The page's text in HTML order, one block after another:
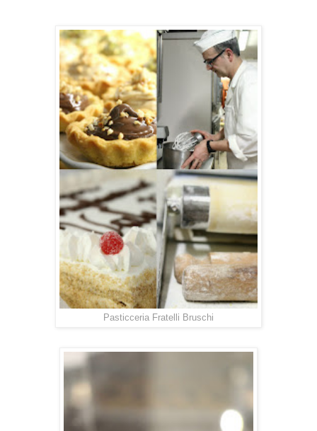
Pasticceria Fratelli Bruschi